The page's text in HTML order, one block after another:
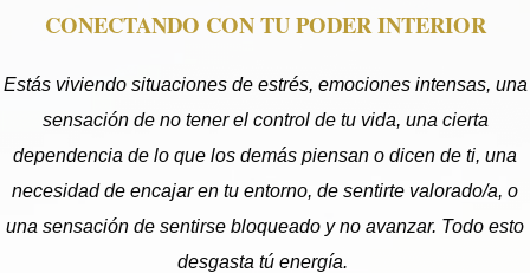
CONECTANDO CON TU PODER INTERIOR
Estás viviendo situaciones de estrés, emociones intensas, una
sensación de no tener el control de tu vida, una cierta
dependencia de lo que los demás piensan o dicen de ti, una
necesidad de encajar en tu entorno, de sentirte valorado/a, o
una sensación de sentirse bloqueado y no avanzar. Todo esto
desgasta tú energía.
Necesarias
cookies no
son
opcionales.
Son
necesarios
para que el
sitio web